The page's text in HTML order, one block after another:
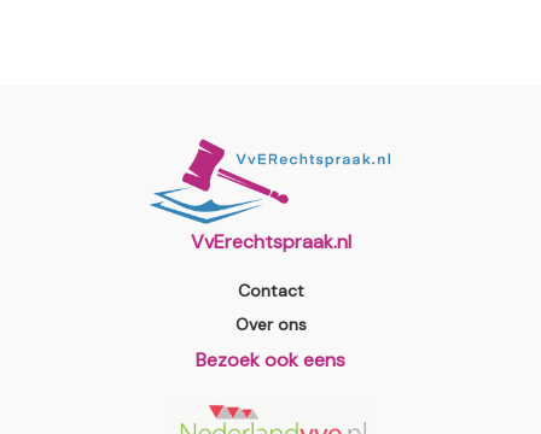
VvErechtspraak.nl
Contact
Over ons
Bezoek ook eens